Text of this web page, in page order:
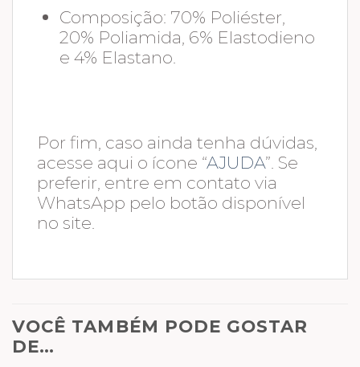
Composição: 70% Poliéster,
20% Poliamida, 6% Elastodieno
e 4% Elastano.
Por fim, caso ainda tenha dúvidas,
acesse aqui o ícone “AJUDA”. Se
preferir, entre em contato via
WhatsApp pelo botão disponível
no site.
VOCÊ TAMBÉM PODE GOSTAR
DE…